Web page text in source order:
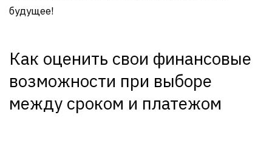
будущее!
Как оценить свои финансовые
возможности при выборе
между сроком и платежом